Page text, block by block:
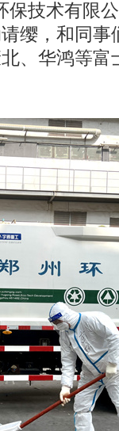
保技术有限
缨，和同事
、华鸿等富